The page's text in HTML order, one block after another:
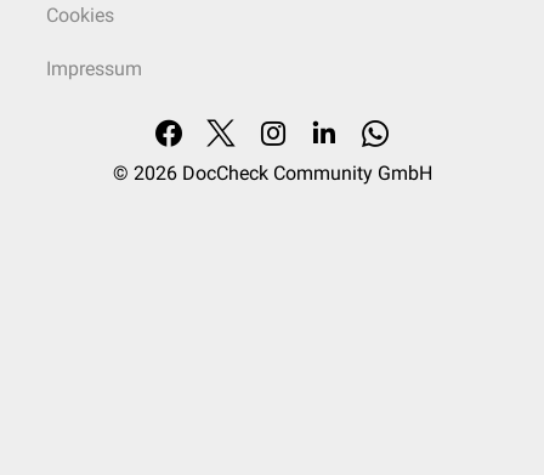
Cookies
Impressum
© 2026 DocCheck Community GmbH